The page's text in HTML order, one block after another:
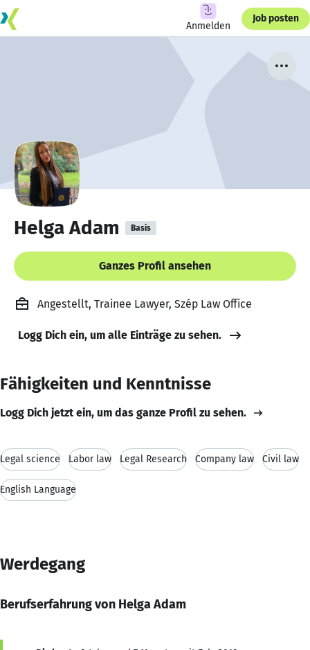
Anmelden
Job posten
Helga Adam Basis
Ganzes Profil ansehen
Angestellt, Trainee Lawyer, Szép Law Office
Logg Dich ein, um alle Einträge zu sehen.
Fähigkeiten und Kenntnisse
Logg Dich jetzt ein, um das ganze Profil zu sehen.
Legal science Labor law Legal Research Company law Civil law
English Language
Werdegang
Berufserfahrung von Helga Adam